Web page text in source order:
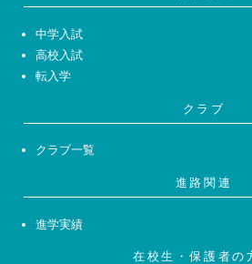
中学入試
高校入試
転入学
クラブ
クラブ一覧
進路関連
進学実績
在校生・保護者の